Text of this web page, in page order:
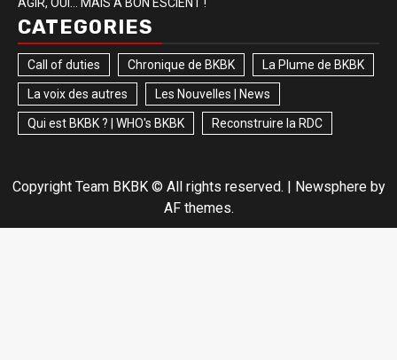
AGIR, OUI… MAIS À BON ESCIENT !
CATEGORIES
Call of duties Chronique de BKBK La Plume de BKBK
La voix des autres Les Nouvelles | News
Qui est BKBK ? | WHO's BKBK Reconstruire la RDC
Copyright Team BKBK © All rights reserved. Newsphereby
AF themes.